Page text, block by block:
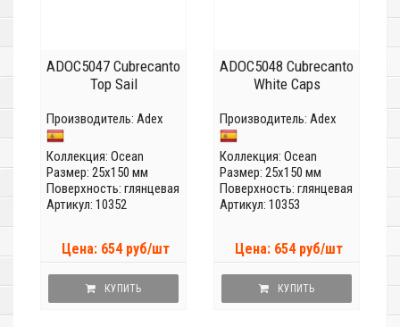
ADOC5047 Cubrecanto
Top Sail
Производитель: Adex
Коллекция: Ocean
Размер: 25x150 мм
Поверхность: глянцевая
Артикул: 10352
Цена: 654 руб/шт
КУПИТЬ
ADOC5048 Cubrecanto
White Caps
Производитель: Adex
Коллекция: Ocean
Размер: 25x150 мм
Поверхность: глянцевая
Артикул: 10353
Цена: 654 руб/шт
КУПИТЬ